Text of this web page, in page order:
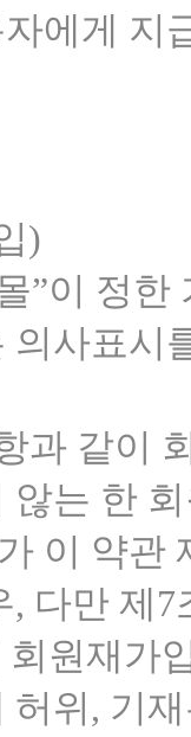
에게 지
)
”이 정한
의사표시
과 같이
않는 한
이 약관
, 다만 제
회원재가
허위, 기